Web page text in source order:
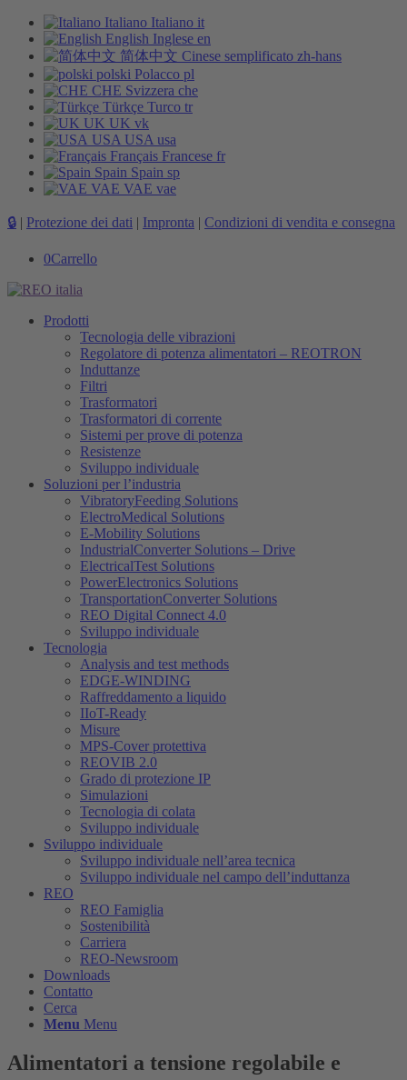
Italiano Italiano it
English Inglese en
简体中文 Cinese semplificato zh-hans
polski Polacco pl
CHE Svizzera che
Türkçe Turco tr
UK UK vk
USA USA usa
Français Francese fr
Spain Spain sp
VAE VAE vae
🔒 | Protezione dei dati | Impronta | Condizioni di vendita e consegna
0Carrello
Prodotti
Tecnologia delle vibrazioni
Regolatore di potenza alimentatori – REOTRON
Induttanze
Filtri
Trasformatori
Trasformatori di corrente
Sistemi per prove di potenza
Resistenze
Sviluppo individuale
Soluzioni per l’industria
VibratoryFeeding Solutions
ElectroMedical Solutions
E-Mobility Solutions
IndustrialConverter Solutions – Drive
ElectricalTest Solutions
PowerElectronics Solutions
TransportationConverter Solutions
REO Digital Connect 4.0
Sviluppo individuale
Tecnologia
Analysis and test methods
EDGE-WINDING
Raffreddamento a liquido
IIoT-Ready
Misure
MPS-Cover protettiva
REOVIB 2.0
Grado di protezione IP
Simulazioni
Tecnologia di colata
Sviluppo individuale
Sviluppo individuale
Sviluppo individuale nell’area tecnica
Sviluppo individuale nel campo dell’induttanza
REO
REO Famiglia
Sostenibilità
Carriera
REO-Newsroom
Downloads
Contatto
Cerca
Menu Menu
Alimentatori a tensione regolabile e